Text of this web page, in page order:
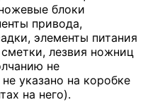
блоки
привода,
элементы питания
лезвия ножниц
не
указано на коробке
на него).